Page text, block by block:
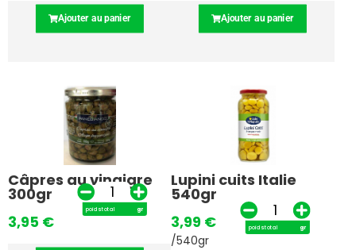
Ajouter au panier Ajouter au panier
Câpres au vinaigre
300gr
3,95 €
poids total gr
Lupini cuits Italie
540gr
3,99 €
/540gr
poids total gr